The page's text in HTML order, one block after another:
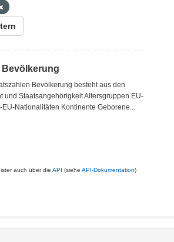
Bevölkerung
Bevölkerung besteht aus den
und Staatsangehörigkeit Altersgruppen EU-
EU-Nationalitäten Kontinente Geborene...
auch über die API (siehe API-Dokumentation)